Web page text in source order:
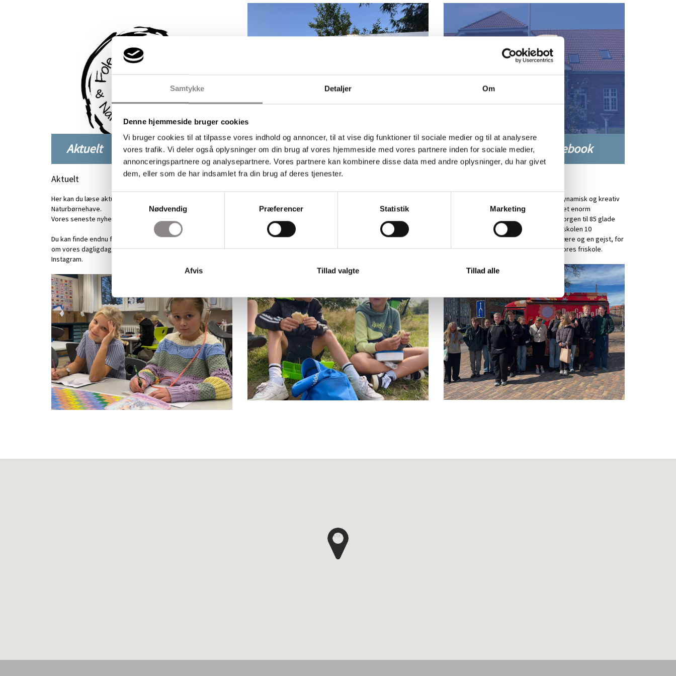
Samtykke Detaljer Om
Denne hjemmeside bruger cookies
Vi bruger cookies til at tilpasse vores indhold og annoncer, til at vise dig funktioner til sociale medier og til at analysere
vores trafik. Vi deler også oplysninger om din brug af vores hjemmeside med vores partnere inden for sociale medier,
annonceringspartnere og analysepartnere. Vores partnere kan kombinere disse data med andre oplysninger, du har givet
dem, eller som de har indsamlet fra din brug af deres tjenester.
Samtykkevalg
Nødvendig
Præferencer Statistik Marketing
Afvis Tillad valgte Tillad alle
Aktuelt
Aktuelt
Her kan du læse aktuelle nyheder fra Fole Friskole &
Naturbørnehave.
Vores seneste nyhedsbreve kan også findes her.
Du kan finde endnu flere billeder, videoer og meget mere
om vores dagligdag ved at følge os på Facebook og
Instagram.
Følg børnehaven på Facebook
Fole Naturbørnehaven
Friskole. Vi er en lille børnehave med pt. 45 børn, hvor der er
tid til det enkelte barn i overskuelige rammer.
Følg friskolen på Facebook
Fole Friskole har i over 25 år været en dynamisk og kreativ
skole. Vi har over de sidste par år oplevet enorm
elevtilgang, og kan hver dag sige godmorgen til 85 glade
elever. Omkring disse elever, er der på skolen 10
medarbejdere, der hver dag sætter en ære og en gejst, for
den måde de og vi i fællesskab driver vores friskole.